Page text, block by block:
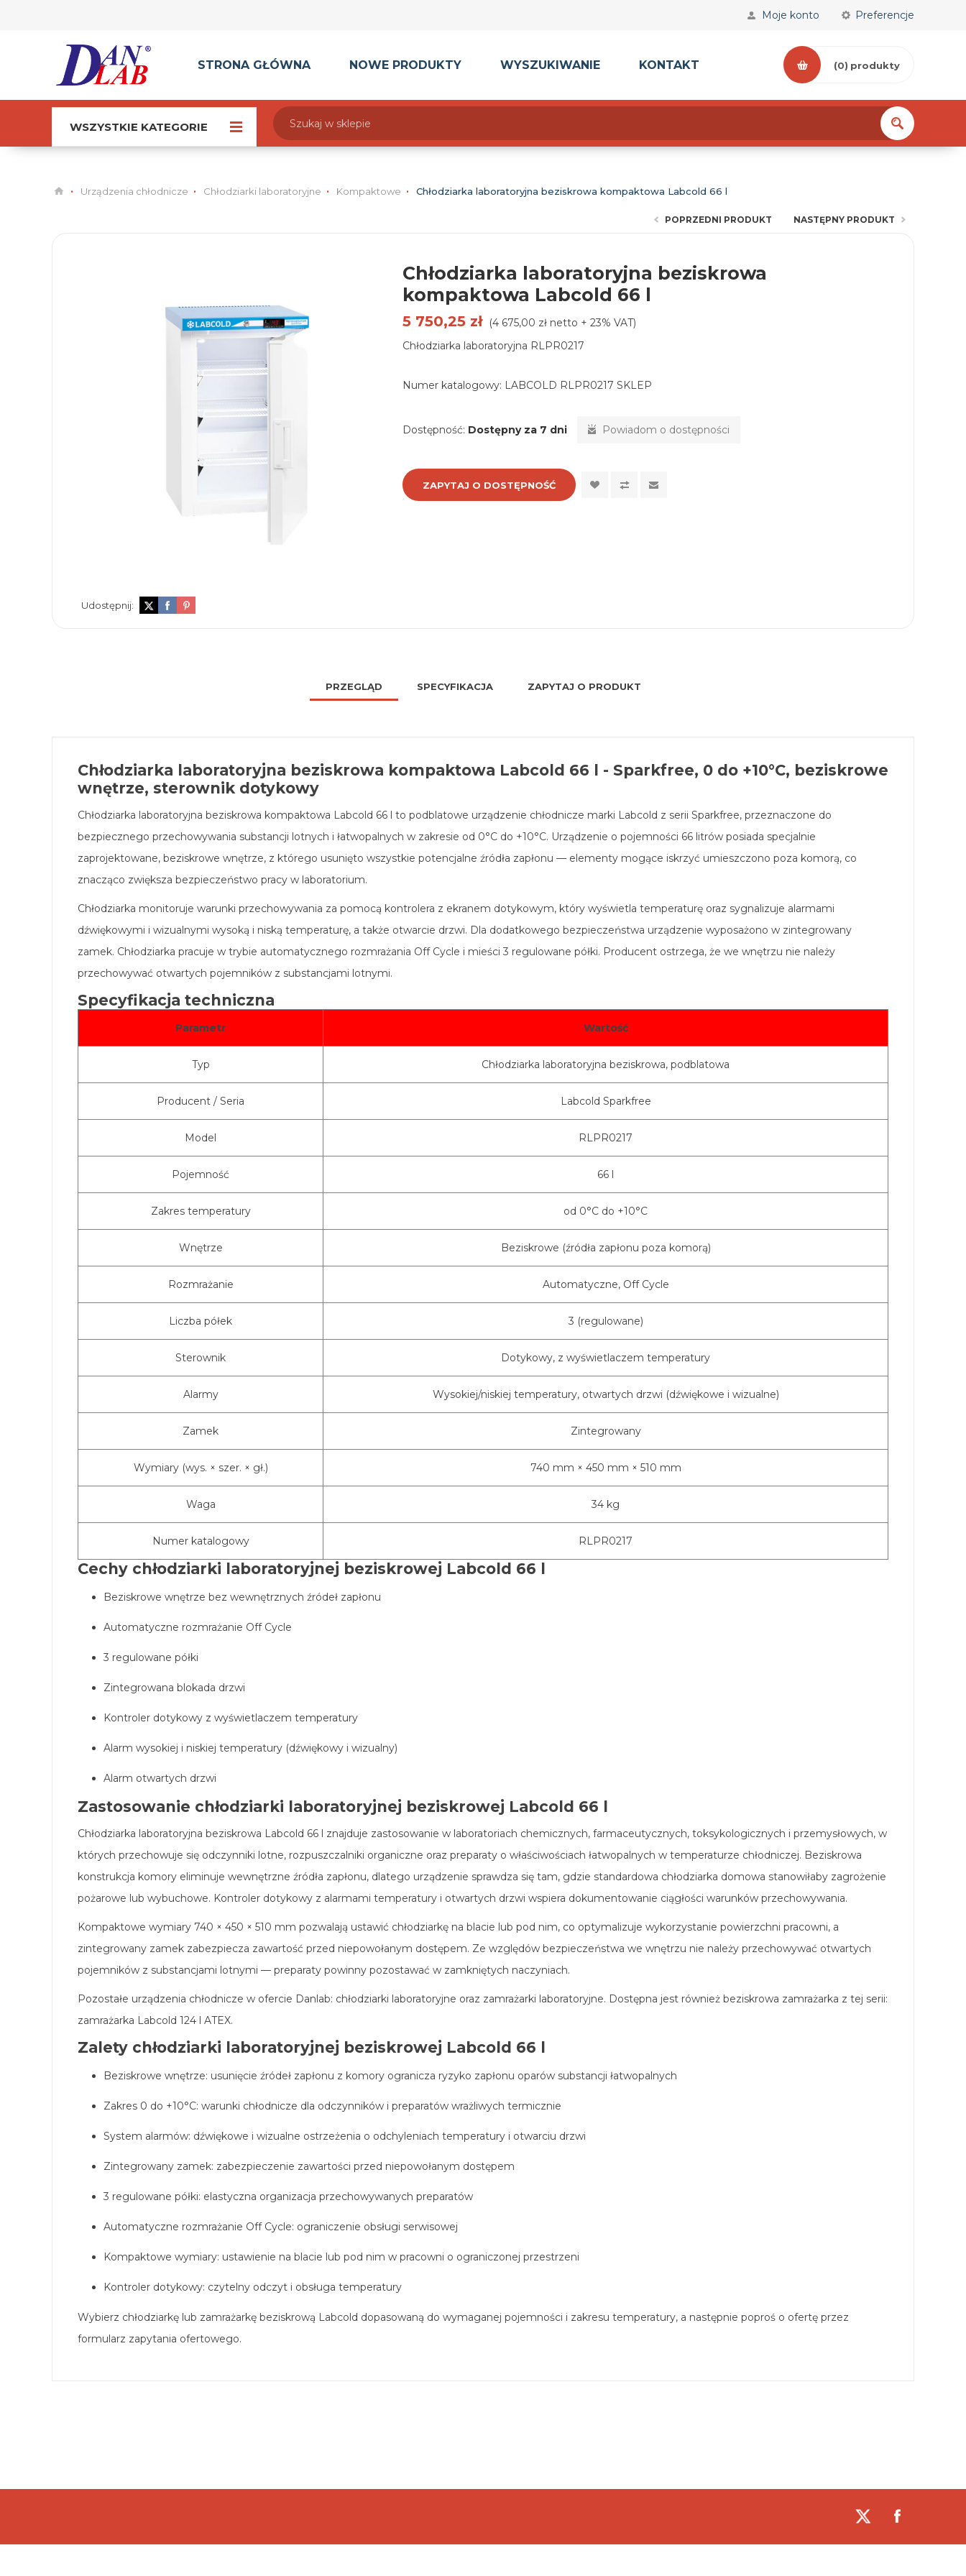
Preferencje
Moje konto
STRONA GŁÓWNA NOWE PRODUKTY WYSZUKIWANIE KONTAKT (0) produkty
WSZYSTKIE KATEGORIE
Urządzenia chłodnicze Chłodziarki laboratoryjne Kompaktowe Chłodziarka laboratoryjna beziskrowa kompaktowa Labcold 66 l
POPRZEDNI PRODUKT NASTĘPNY PRODUKT
Chłodziarka laboratoryjna beziskrowa
kompaktowa Labcold 66 l
5 750,25 zł (4 675,00 zł netto + 23% VAT)
Chłodziarka laboratoryjna RLPR0217
Numer katalogowy: LABCOLD RLPR0217 SKLEP
Dostępność: Dostępny za 7 dni Powiadom o dostępności
ZAPYTAJ O DOSTĘPNOŚĆ
Udostępnij:
PRZEGLĄD SPECYFIKACJA ZAPYTAJ O PRODUKT
Chłodziarka laboratoryjna beziskrowa kompaktowa Labcold 66 l - Sparkfree, 0 do +10°C, beziskrowe
wnętrze, sterownik dotykowy
Chłodziarka laboratoryjna beziskrowa kompaktowa Labcold 66 l to podblatowe urządzenie chłodnicze marki Labcold z serii Sparkfree, przeznaczone do
bezpiecznego przechowywania substancji lotnych i łatwopalnych w zakresie od 0°C do +10°C. Urządzenie o pojemności 66 litrów posiada specjalnie
zaprojektowane, beziskrowe wnętrze, z którego usunięto wszystkie potencjalne źródła zapłonu — elementy mogące iskrzyć umieszczono poza komorą, co
znacząco zwiększa bezpieczeństwo pracy w laboratorium.
Chłodziarka monitoruje warunki przechowywania za pomocą kontrolera z ekranem dotykowym, który wyświetla temperaturę oraz sygnalizuje alarmami
dźwiękowymi i wizualnymi wysoką i niską temperaturę, a także otwarcie drzwi. Dla dodatkowego bezpieczeństwa urządzenie wyposażono w zintegrowany
zamek. Chłodziarka pracuje w trybie automatycznego rozmrażania Off Cycle i mieści 3 regulowane półki. Producent ostrzega, że we wnętrzu nie należy
przechowywać otwartych pojemników z substancjami lotnymi.
Specyfikacja techniczna
Parametr Wartość
Typ Chłodziarka laboratoryjna beziskrowa, podblatowa
Producent / Seria Labcold Sparkfree
Model RLPR0217
Pojemność 66 l
Zakres temperatury od 0°C do +10°C
Wnętrze Beziskrowe (źródła zapłonu poza komorą)
Rozmrażanie Automatyczne, Off Cycle
Liczba półek 3 (regulowane)
Sterownik Dotykowy, z wyświetlaczem temperatury
Alarmy Wysokiej/niskiej temperatury, otwartych drzwi (dźwiękowe i wizualne)
Zamek Zintegrowany
Wymiary (wys. × szer. × gł.) 740 mm × 450 mm × 510 mm
Waga 34 kg
Numer katalogowy RLPR0217
Cechy chłodziarki laboratoryjnej beziskrowej Labcold 66 l
Beziskrowe wnętrze bez wewnętrznych źródeł zapłonu
Automatyczne rozmrażanie Off Cycle
3 regulowane półki
Zintegrowana blokada drzwi
Kontroler dotykowy z wyświetlaczem temperatury
Alarm wysokiej i niskiej temperatury (dźwiękowy i wizualny)
Alarm otwartych drzwi
Zastosowanie chłodziarki laboratoryjnej beziskrowej Labcold 66 l
Chłodziarka laboratoryjna beziskrowa Labcold 66 l znajduje zastosowanie w laboratoriach chemicznych, farmaceutycznych, toksykologicznych i przemysłowych, w
których przechowuje się odczynniki lotne, rozpuszczalniki organiczne oraz preparaty o właściwościach łatwopalnych w temperaturze chłodniczej. Beziskrowa
konstrukcja komory eliminuje wewnętrzne źródła zapłonu, dlatego urządzenie sprawdza się tam, gdzie standardowa chłodziarka domowa stanowiłaby zagrożenie
pożarowe lub wybuchowe. Kontroler dotykowy z alarmami temperatury i otwartych drzwi wspiera dokumentowanie ciągłości warunków przechowywania.
Kompaktowe wymiary 740 × 450 × 510 mm pozwalają ustawić chłodziarkę na blacie lub pod nim, co optymalizuje wykorzystanie powierzchni pracowni, a
zintegrowany zamek zabezpiecza zawartość przed niepowołanym dostępem. Ze względów bezpieczeństwa we wnętrzu nie należy przechowywać otwartych
pojemników z substancjami lotnymi — preparaty powinny pozostawać w zamkniętych naczyniach.
Pozostałe urządzenia chłodnicze w ofercie Danlab: chłodziarki laboratoryjne oraz zamrażarki laboratoryjne. Dostępna jest również beziskrowa zamrażarka z tej serii:
zamrażarka Labcold 124 l ATEX.
Zalety chłodziarki laboratoryjnej beziskrowej Labcold 66 l
Beziskrowe wnętrze: usunięcie źródeł zapłonu z komory ogranicza ryzyko zapłonu oparów substancji łatwopalnych
Zakres 0 do +10°C: warunki chłodnicze dla odczynników i preparatów wrażliwych termicznie
System alarmów: dźwiękowe i wizualne ostrzeżenia o odchyleniach temperatury i otwarciu drzwi
Zintegrowany zamek: zabezpieczenie zawartości przed niepowołanym dostępem
3 regulowane półki: elastyczna organizacja przechowywanych preparatów
Automatyczne rozmrażanie Off Cycle: ograniczenie obsługi serwisowej
Kompaktowe wymiary: ustawienie na blacie lub pod nim w pracowni o ograniczonej przestrzeni
Kontroler dotykowy: czytelny odczyt i obsługa temperatury
Wybierz chłodziarkę lub zamrażarkę beziskrową Labcold dopasowaną do wymaganej pojemności i zakresu temperatury, a następnie poproś o ofertę przez
formularz zapytania ofertowego.